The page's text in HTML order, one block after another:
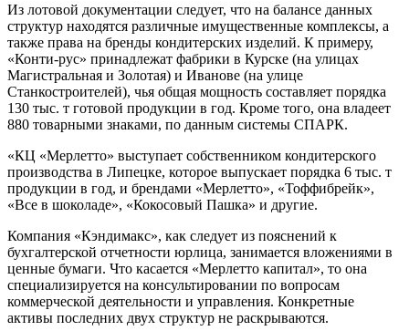
Из лотовой документации следует, что на балансе данных
структур находятся различные имущественные комплексы, а
также права на бренды кондитерских изделий. К примеру,
«Конти-рус» принадлежат фабрики в Курске (на улицах
Магистральная и Золотая) и Иванове (на улице
Станкостроителей), чья общая мощность составляет порядка
130 тыс. т готовой продукции в год. Кроме того, она владеет
880 товарными знаками, по данным системы СПАРК.
«КЦ «Мерлетто» выступает собственником кондитерского
производства в Липецке, которое выпускает порядка 6 тыс. т
продукции в год, и брендами «Мерлетто», «Тоффибрейк»,
«Все в шоколаде», «Кокосовый Пашка» и другие.
Компания «Кэндимакс», как следует из пояснений к
бухгалтерской отчетности юрлица, занимается вложениями в
ценные бумаги. Что касается «Мерлетто капитал», то она
специализируется на консультировании по вопросам
коммерческой деятельности и управления. Конкретные
активы последних двух структур не раскрываются.